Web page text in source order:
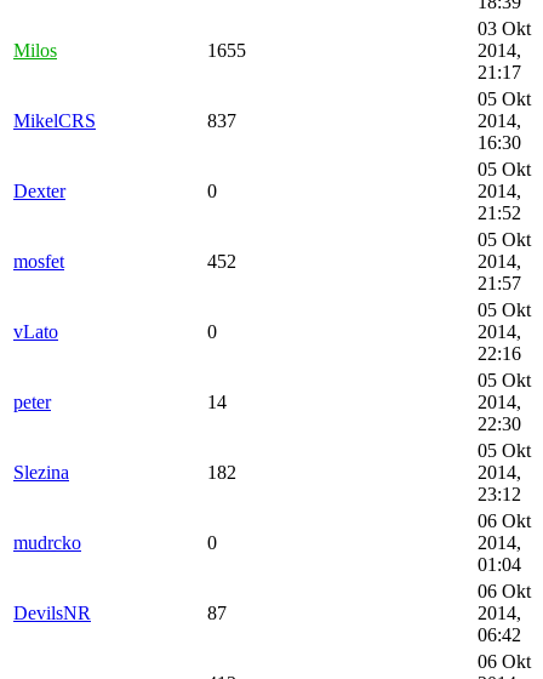
Milos 1655
03 Okt
2014,
21:17
MikelCRS 837
05 Okt
2014,
16:30
Dexter 0
05 Okt
2014,
21:52
mosfet 452
05 Okt
2014,
21:57
vLato 0
05 Okt
2014,
22:16
peter 14
05 Okt
2014,
22:30
Slezina 182
05 Okt
2014,
23:12
mudrcko 0
06 Okt
2014,
01:04
DevilsNR 87
06 Okt
2014,
06:42
06 Okt